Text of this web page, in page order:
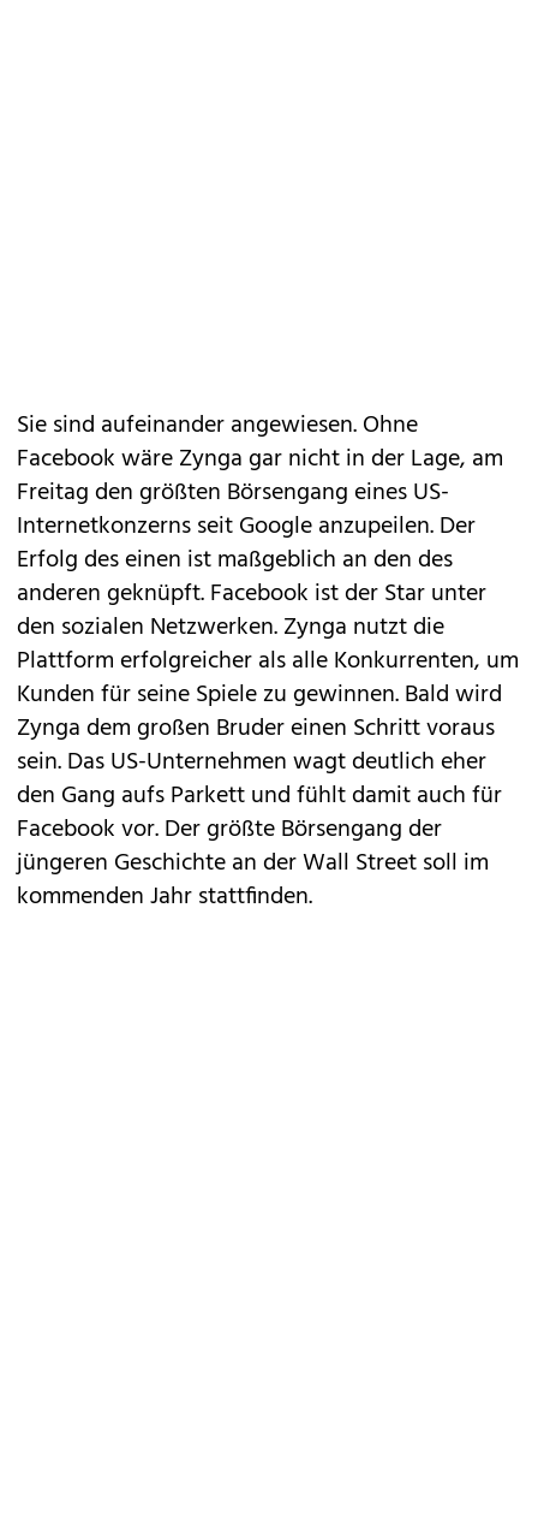
Sie sind aufeinander angewiesen. Ohne
Facebook wäre Zynga gar nicht in der Lage, am
Freitag den größten Börsengang eines US-
Internetkonzerns seit Google anzupeilen. Der
Erfolg des einen ist maßgeblich an den des
anderen geknüpft. Facebook ist der Star unter
den sozialen Netzwerken. Zynga nutzt die
Plattform erfolgreicher als alle Konkurrenten, um
Kunden für seine Spiele zu gewinnen. Bald wird
Zynga dem großen Bruder einen Schritt voraus
sein. Das US-Unternehmen wagt deutlich eher
den Gang aufs Parkett und fühlt damit auch für
Facebook vor. Der größte Börsengang der
jüngeren Geschichte an der Wall Street soll im
kommenden Jahr stattfinden.